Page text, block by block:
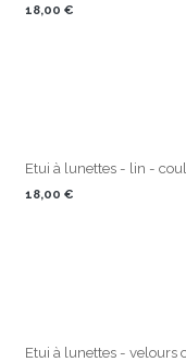
18,00 €
Etui à lunettes - lin -
18,00 €
Etui à lunettes - velours